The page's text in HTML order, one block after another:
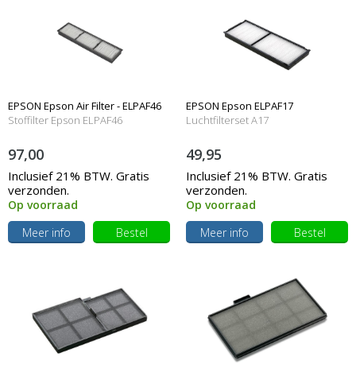
EPSON Epson Air Filter - ELPAF46
Stoffilter Epson ELPAF46
97,00
Inclusief 21% BTW. Gratis
verzonden.
Op voorraad
Meer info
Bestel
EPSON Epson ELPAF17
Luchtfilterset A17
49,95
Inclusief 21% BTW. Gratis
verzonden.
Op voorraad
Meer info
Bestel